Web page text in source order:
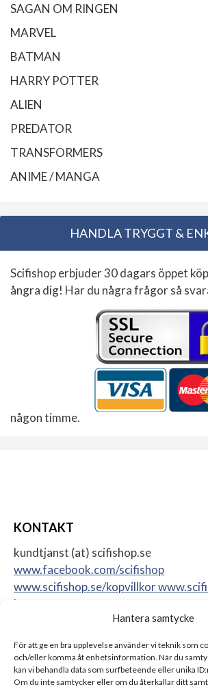
Hantera samtycke
För att ge en bra upplevelse använder vi teknik som
och/eller komma åt enhetsinformation. När du
kan vi behandla data som surfbeteende eller unika
Om du inte samtycker eller om du återkallar ditt
SAGAN OM RINGEN
MARVEL
BATMAN
HARRY POTTER
ALIEN
PREDATOR
TRANSFORMERS
ANIME / MANGA
HANDLA TRYGGT &
Scifishop erbjuder 30 dagars öppet
ångra dig! Har du några frågor så
någon timme.
KONTAKT
kundtjanst (at) scifishop.se
www.facebook.com/scifishop
www.scifishop.se/kopvillkor
konto
Sweden